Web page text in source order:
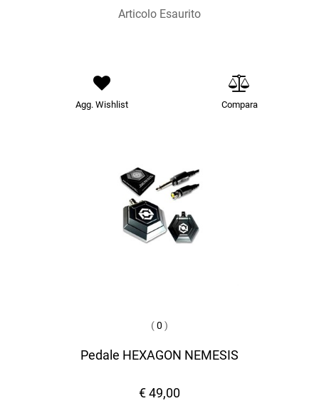
Articolo Esaurito
Agg. Wishlist Compara
(0 )
Pedale HEXAGON NEMESIS
€ 49,00